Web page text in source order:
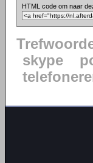
HTML code om naar
skype